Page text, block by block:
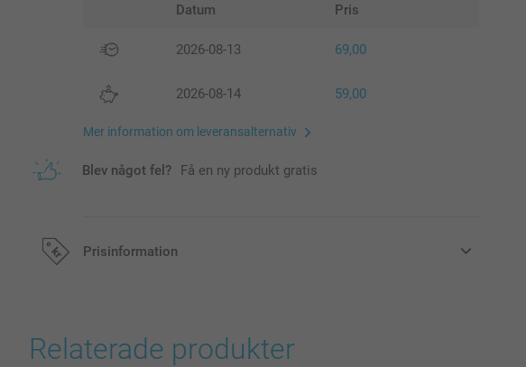
Datum Pris
2026-08-13 69,00
2026-08-14 59,00
Mer information om leveransalternativ
Blev något fel? Få en ny produkt gratis
Prisinformation
Relaterade produkter